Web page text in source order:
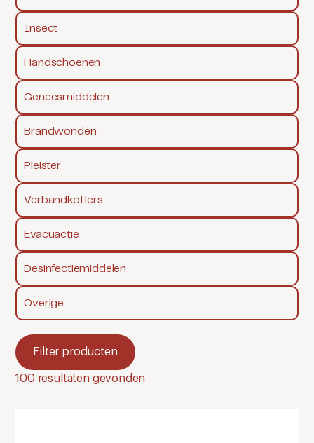
Insect
Handschoenen
Geneesmiddelen
Brandwonden
Pleister
Verbandkoffers
Evacuactie
Desinfectiemiddelen
Overige
Filter producten
100 resultaten gevonden